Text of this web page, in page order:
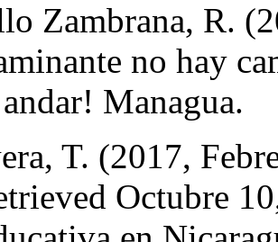
Zambrana, R.
no hay
Managua.
T. (2017,
Octubre